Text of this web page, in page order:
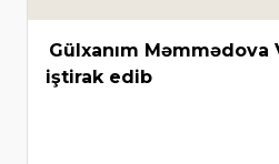
Gülxanım
iştirak edib